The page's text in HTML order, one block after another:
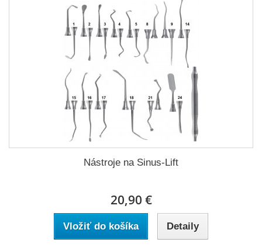
Nástroje na Sinus-Lift
20,90 €
Vložiť do košíka Detaily